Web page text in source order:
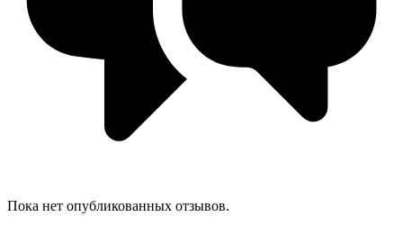
Пока нет опубликованных отзывов.